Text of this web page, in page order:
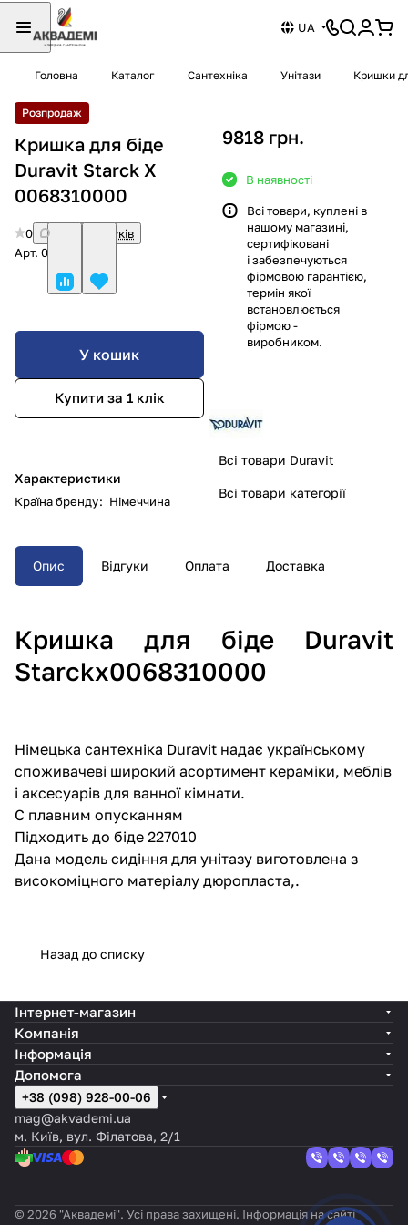
UA
Головна Каталог Сантехніка Унітази Кришки
Розпродаж
Кришка для біде
Duravit Starck X
0068310000
0
Немає відгуків
Арт. 0068310000
У кошик
Купити за 1 клiк
Характеристики
Країна бренду: Німеччина
9818 грн.
В наявності
Всі товари, куплені в
нашому магазині,
сертифіковані
і забезпечуються
фірмовою гарантією,
термін якої
встановлюється
фірмою -
виробником.
Всі товари Duravit
Всі товари категорії
Опис Відгуки Оплата Доставка
Кришка для біде Duravit
Starckx0068310000
Німецька сантехніка Duravit надає українському
споживачеві широкий асортимент кераміки, меблів
і аксесуарів для ванної кімнати.
C плавним опусканням
Підходить до біде 227010
Дана модель сидіння для унітазу виготовлена з
високоміцного матеріалу дюропласта,.
Назад до списку
Інтернет-магазин
Компанія
Інформація
Допомога
+38 (098) 928-00-06
mag@akvademi.ua
м. Київ, вул. Філатова, 2/1
© 2026 "Аквадемі". Усі права захищені. Інформація на сайті